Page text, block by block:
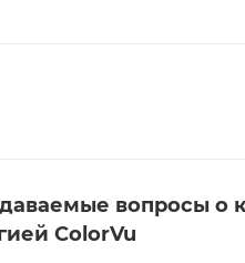
вопросы о
ColorVu